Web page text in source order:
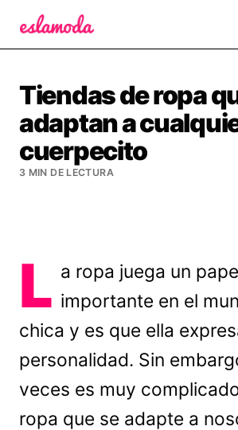
Tiendas de ropa
adaptan a
cuerpecito
3 MIN DE LECTURA
L a ropa juega un
importante en el
chica y es que ella
personalidad. Sin
veces es muy
ropa que se adapte a